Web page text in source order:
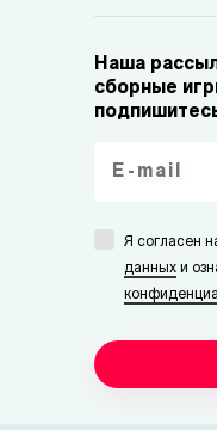
Наша
сборные
Я согласен
данных и